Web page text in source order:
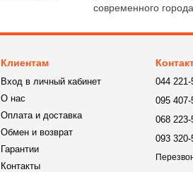
современного города.
Клиентам
Вход в личный кабинет
О нас
Оплата и доставка
Обмен и возврат
Гарантии
Контакты
044 221-
095 407-
068 223-
093 320-